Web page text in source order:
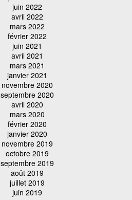
juin 2022
avril 2022
mars 2022
février 2022
juin 2021
avril 2021
mars 2021
janvier 2021
novembre 2020
septembre 2020
avril 2020
mars 2020
février 2020
janvier 2020
novembre 2019
octobre 2019
septembre 2019
août 2019
juillet 2019
juin 2019